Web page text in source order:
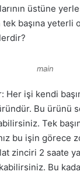
üstüne
başına yeterli
main
Her işi kendi
Bu ürünü
Tek
bu işin görece
zinciri 2 saate
Bu